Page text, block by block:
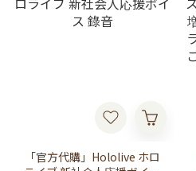
「官方代購」Hololive ホロ